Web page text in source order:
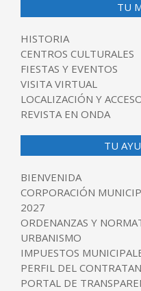
TU
HISTORIA
CENTROS CULTURALES
FIESTAS Y EVENTOS
VISITA VIRTUAL
LOCALIZACIÓN Y
REVISTA EN ONDA
TU
BIENVENIDA
CORPORACIÓN
2027
ORDENANZAS Y
URBANISMO
IMPUESTOS
PERFIL DEL
PORTAL DE